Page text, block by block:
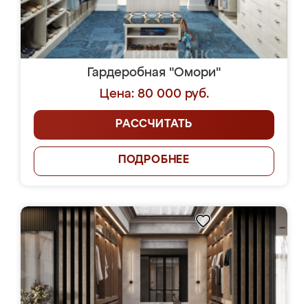
Гардеробная "Омори"
Цена: 80 000 руб.
РАССЧИТАТЬ
ПОДРОБНЕЕ